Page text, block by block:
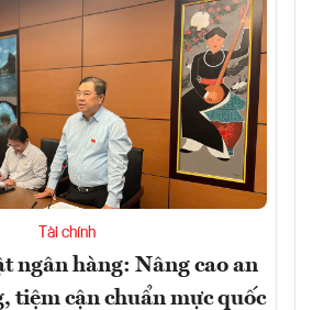
Tài chính
ngân hàng: Nâng cao an
tiệm cận chuẩn mực quốc